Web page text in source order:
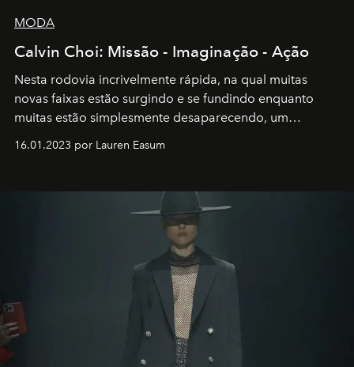
MODA
Calvin Choi: Missão - Imaginação - Ação
Nesta rodovia incrivelmente rápida, na qual muitas
novas faixas estão surgindo e se fundindo enquanto
muitas estão simplesmente desaparecendo, um
transportador AMTD abrindo caminho para muitos
por propósitos, com um claro senso de missão na vida e
16.01.2023 por Lauren Easum